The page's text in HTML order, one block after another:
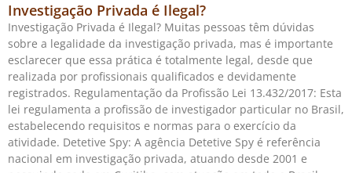
Investigação Privada é Ilegal?
Investigação Privada é Ilegal? Muitas pessoas têm dúvidas
sobre a legalidade da investigação privada, mas é importante
esclarecer que essa prática é totalmente legal, desde que
realizada por profissionais qualificados e devidamente
registrados. Regulamentação da Profissão Lei 13.432/2017: Esta
lei regulamenta a profissão de investigador particular no Brasil,
estabelecendo requisitos e normas para o exercício da
atividade. Detetive Spy: A agência Detetive Spy é referência
nacional em investigação privada, atuando desde 2001 e